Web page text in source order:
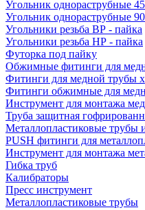
Угольник однораструбные
Угольник однораструбные
Угольники резьба ВР - пайка
Угольники резьба НР - пайка
Футорка под пайку
Обжимные фитинги для
Фитинги для медной трубы
Фитинги обжимные для
Инструмент для монтажа
Труба защитная
Металлопластиковые трубы
PUSH фитинги для
Инструмент для монтажа
Гибка труб
Калибраторы
Пресс инструмент
Металлопластиковые трубы